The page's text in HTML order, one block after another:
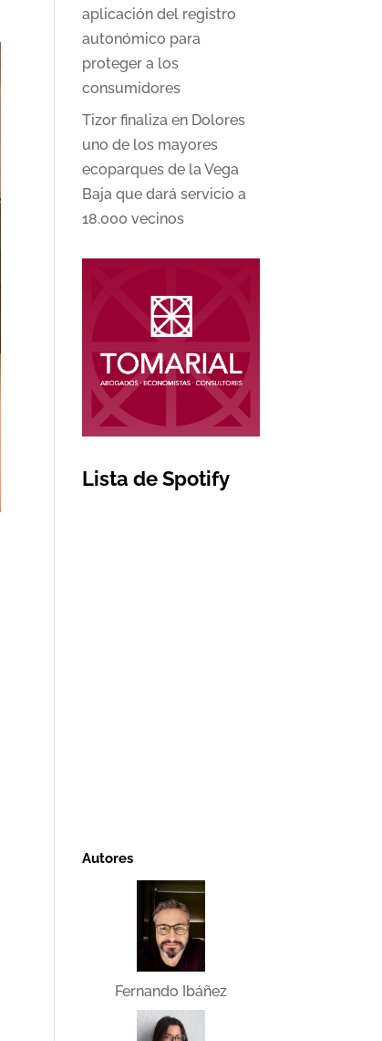
aplicación del registro
autonómico para
proteger a los
consumidores
Tizor finaliza en Dolores
uno de los mayores
ecoparques de la Vega
Baja que dará servicio a
18.000 vecinos
Lista de Spotify
Autores
Fernando Ibáñez